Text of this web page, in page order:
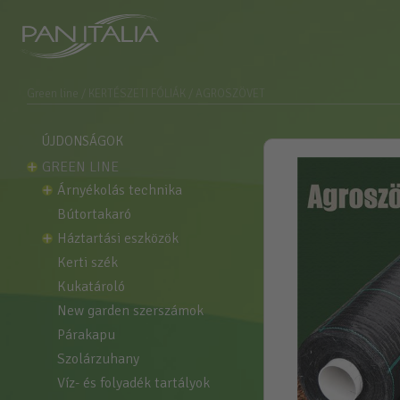
ÚJDONSÁGOK
GREEN LINE
árnyékolás technika
bútortakaró
háztartási eszközök
kerti szék
kukatároló
new garden szerszámok
párakapu
szolárzuhany
víz- és folyadék tartályok